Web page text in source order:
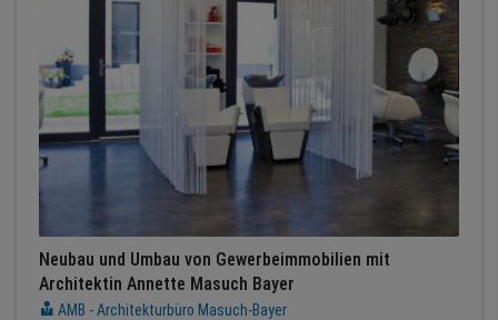
Neubau und Umbau von Gewerbeimmobilien mit
Architektin Annette Masuch Bayer
AMB - Architekturbüro Masuch-Bayer